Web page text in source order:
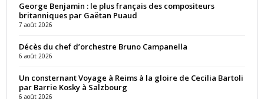
George Benjamin : le plus français des compositeurs
britanniques par Gaëtan Puaud
7 août 2026
Décès du chef d’orchestre Bruno Campanella
6 août 2026
Un consternant Voyage à Reims à la gloire de Cecilia Bartoli
par Barrie Kosky à Salzbourg
6 août 2026